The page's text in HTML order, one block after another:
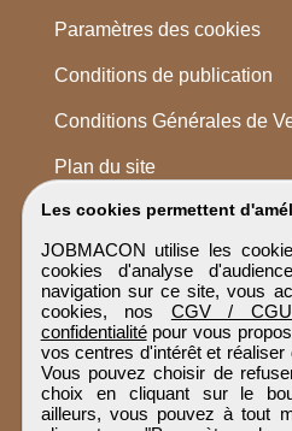
Les cookies permettent
JOBMACON utilise les
cookies d'analyse
navigation sur ce site, vous
cookies, nos CGV / CGU
confidentialitépour vous
vos centres d'intérêt et
Vous pouvez choisir de
choix en cliquant sur le
ailleurs, vous pouvez à tout
Paramètres des cookies
Conditions de publication
Conditions Générales de
Plan du site